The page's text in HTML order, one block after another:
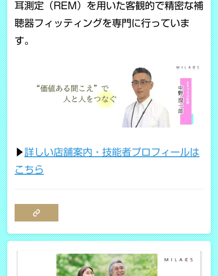
耳測定（REM）を用いた客観的で精密な補
聴器フィッティングを専門に行っていま
す。
▶詳しい店舗案内・技能者プロフィールは
こちら